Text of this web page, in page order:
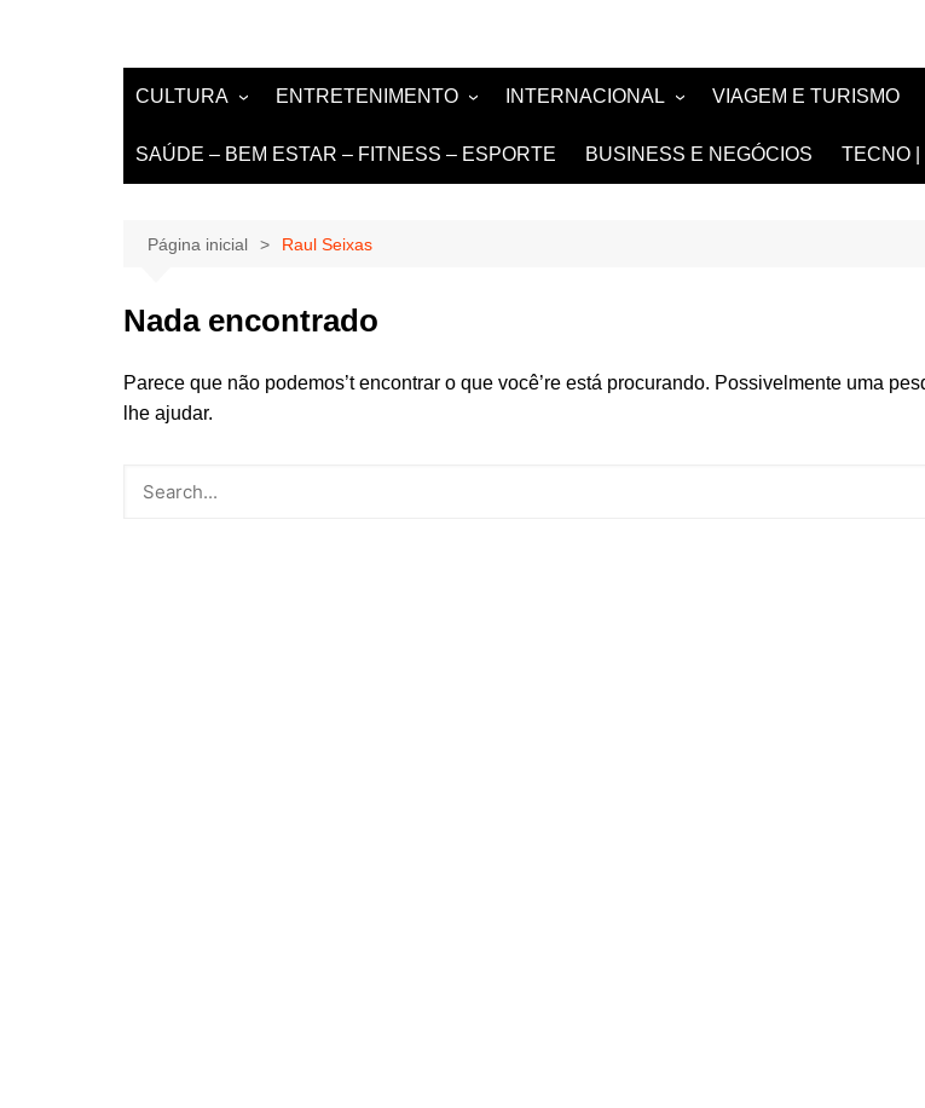
CULTURA
LITERATURA
LIVROS E AUTORES
INTERNET
ENTRETENIMENTO
MÚSICA
EVENTOS
INTERNACIONAL
NOTÍCIA
DESIGN
VIAGEM E TURISMO
SAÚDE – BEM ESTAR – FITNESS – ESPORTE BUSINESS E NEGÓCIOS TECNO |
Página inicial Raul Seixas
Nada encontrado
Parece que não podemos’t encontrar o que você’re está procurando. Possivelmente uma
lhe ajudar.